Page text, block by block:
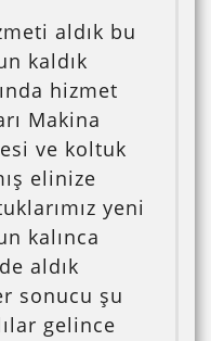
aldık bu
kaldık
hizmet
Makina
ve koltuk
elinize
yeni
kalınca
aldık
sonucu şu
gelince